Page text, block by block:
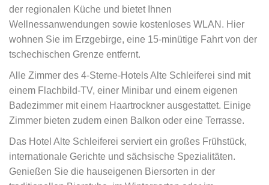
der regionalen Küche und bietet Ihnen
Wellnessanwendungen sowie kostenloses WLAN. Hier
wohnen Sie im Erzgebirge, eine 15-minütige Fahrt von der
tschechischen Grenze entfernt.
Alle Zimmer des 4-Sterne-Hotels Alte Schleiferei sind mit
einem Flachbild-TV, einer Minibar und einem eigenen
Badezimmer mit einem Haartrockner ausgestattet. Einige
Zimmer bieten zudem einen Balkon oder eine Terrasse.
Das Hotel Alte Schleiferei serviert ein großes Frühstück,
internationale Gerichte und sächsische Spezialitäten.
Genießen Sie die hauseigenen Biersorten in der